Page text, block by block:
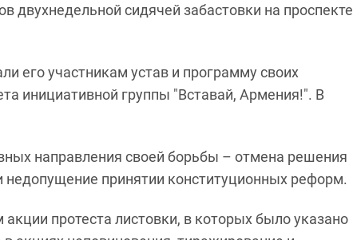
двухнедельной сидячей забастовки на проспекте
его участникам устав и программу своих
инициативной группы "Вставай, Армения!". В
направления своей борьбы – отмена решения
принятии конституционных реформ.
протеста листовки, в которых было указано